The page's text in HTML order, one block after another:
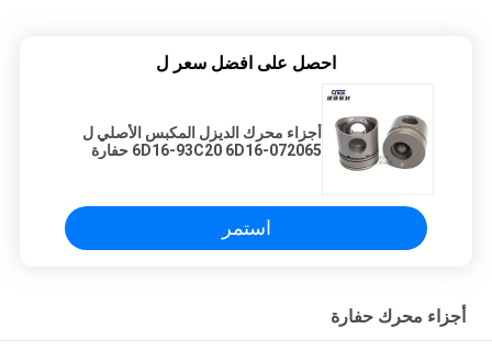
احصل على افضل سعر ل
أجزاء محرك الديزل المكبس الأصلي ل
6D16-93C20 6D16-072065 حفارة
استمر
أجزاء محرك حفارة